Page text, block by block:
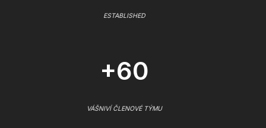
ESTABLISHED
+60
VÁŠNIVÍ ČLENOVÉ TÝMU